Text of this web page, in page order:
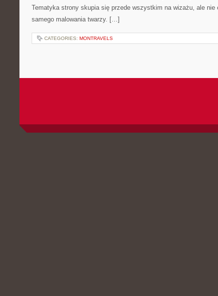
Tematyka strony skupia się przede wszystkim na wizażu, ale nie
samego malowania twarzy. […]
CATEGORIES: MONTRAVELS